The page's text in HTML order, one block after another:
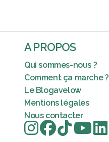
A PROPOS
Qui sommes-nous ?
Comment ça marche ?
Le Blogavelow
Mentions légales
Nous contacter